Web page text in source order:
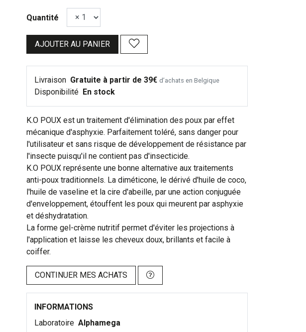
Quantité
AJOUTER AU PANIER
Livraison Gratuite à partir de 39€ d’achats en Belgique
Disponibilité En stock
K.O POUX est un traitement d'élimination des poux par effet
mécanique d'asphyxie. Parfaitement toléré, sans danger pour
l'utilisateur et sans risque de développement de résistance par
l'insecte puisqu'il ne contient pas d'insecticide.
K.O POUX représente une bonne alternative aux traitements
anti-poux traditionnels. La diméticone, le dérivé d'huile de coco,
l'huile de vaseline et la cire d'abeille, par une action conjuguée
d'enveloppement, étouffent les poux qui meurent par asphyxie
et déshydratation.
La forme gel-crème nutritif permet d'éviter les projections à
l'application et laisse les cheveux doux, brillants et facile à
coiffer.
CONTINUER MES ACHATS
INFORMATIONS
Laboratoire Alphamega